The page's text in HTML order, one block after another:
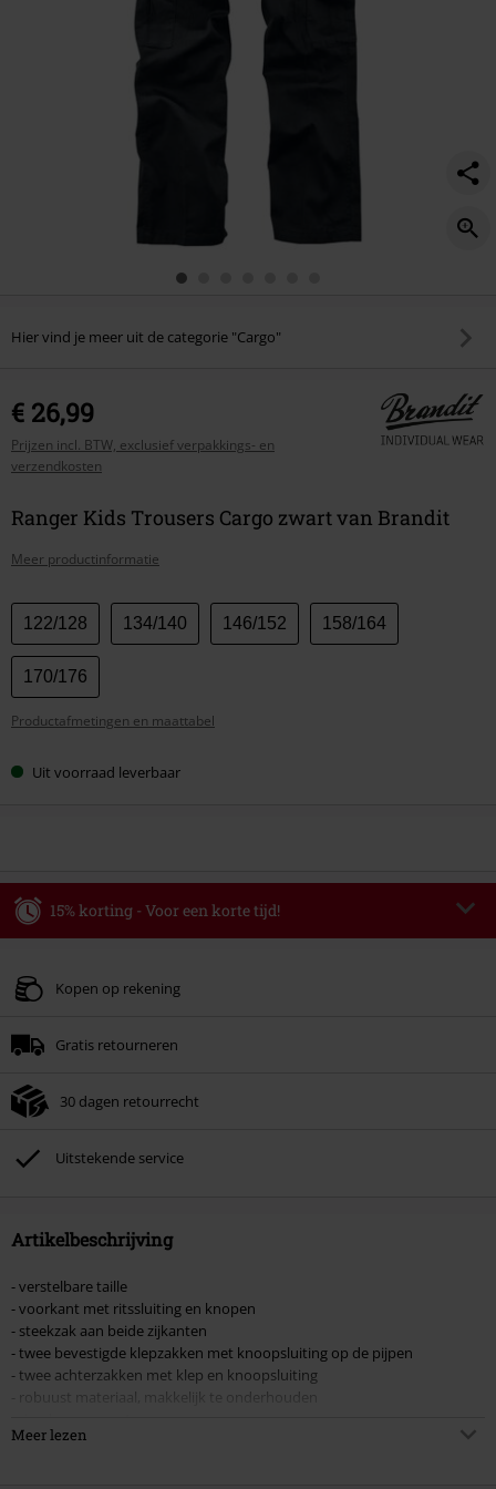
Hier vind je meer uit de categorie "Cargo"
€ 26,99
Prijzen incl. BTW, exclusief verpakkings- en
verzendkosten
Ranger Kids Trousers Cargo zwart van Brandit
Meer productinformatie
Kies
je
maat
122/128 134/140 146/152 158/164
170/176
Productafmetingen en maattabel
Uit voorraad leverbaar
15% korting - Voor een korte tijd!
Geldig t/m 09-08-2026
Zodra je de code hebt ingevoerd, wordt de korting automatisch verrekend in
Kan niet gecombineerd worden met andere kortingscodes. Boeken, media,
Toten Hosen, Metality, cadeaubonnen en artikelen met een inbegrepen
donatie zijn uitgesloten van de korting.
Kopen op rekening
Gratis retourneren
30 dagen retourrecht
Uitstekende service
Artikelbeschrijving
- verstelbare taille
- voorkant met ritssluiting en knopen
- steekzak aan beide zijkanten
- twee bevestigde klepzakken met knoopsluiting op de pijpen
- twee achterzakken met klep en knoopsluiting
- robuust materiaal, makkelijk te onderhouden
- rechte, comfortabele pasvorm
Meer lezen